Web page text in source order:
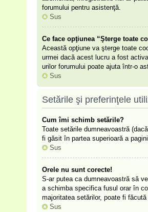
forumului pentru asistenţă.
Sus
Ce face opţiunea “Şterge toate
Această opţiune va şterge toate
urmei dacă acest lucru a fost
urilor forumului poate ajuta într-o
Sus
Setările şi preferinţele
Cum îmi schimb setările?
Toate setările dumneavoastră
fi găsit în partea superioară a
Sus
Orele nu sunt corecte!
S-ar putea ca dumneavoastră să
a schimba specifica fusul orar în
majoritatea setărilor, poate fi
Sus